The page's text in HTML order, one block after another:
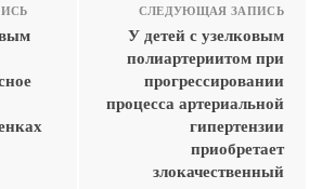
СЛЕДУЮЩАЯ ЗАПИСЬ
У детей с узелковым
полиартериитом при
прогрессировании
процесса артериальной
гипертензии
приобретает
злокачественный